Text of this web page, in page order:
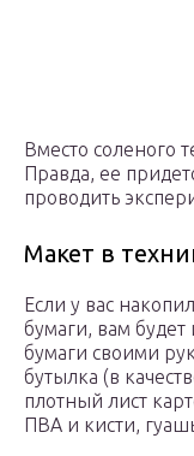
Вместо соленого
Правда, ее
проводить
Макет в
Если у вас
бумаги, вам будет
бумаги своими
бутылка (в
плотный лист
ПВА и кисти,